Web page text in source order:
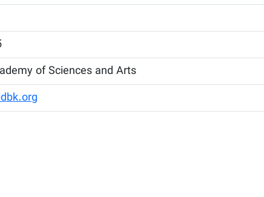
of Sciences and Arts